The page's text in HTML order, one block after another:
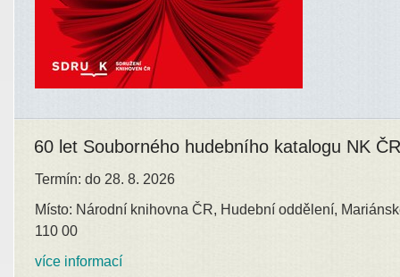
60 let Souborného hudebního katalogu NK ČR
Termín: do 28. 8. 2026
Místo: Národní knihovna ČR, Hudební oddělení,
110 00
více informací